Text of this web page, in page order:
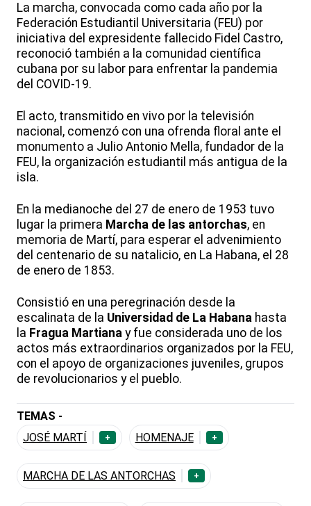
La marcha, convocada como cada año por la
Federación Estudiantil Universitaria (FEU) por
iniciativa del expresidente fallecido Fidel Castro,
reconoció también a la comunidad científica
cubana por su labor para enfrentar la pandemia
del COVID-19.
El acto, transmitido en vivo por la televisión
nacional, comenzó con una ofrenda floral ante el
monumento a Julio Antonio Mella, fundador de la
FEU, la organización estudiantil más antigua de la
isla.
En la medianoche del 27 de enero de 1953 tuvo
lugar la primera Marcha de las antorchas, en
memoria de Martí, para esperar el advenimiento
del centenario de su natalicio, en La Habana, el 28
de enero de 1853.
Consistió en una peregrinación desde la
escalinata de la Universidad de La Habana hasta
la Fragua Martiana y fue considerada uno de los
actos más extraordinarios organizados por la FEU,
con el apoyo de organizaciones juveniles, grupos
de revolucionarios y el pueblo.
TEMAS -
JOSÉ MARTÍ
+ HOMENAJE +
MARCHA DE LAS ANTORCHAS +